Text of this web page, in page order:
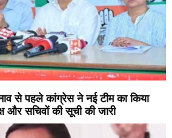
से पहले कांग्रेस ने नई टीम का किया
और सचिवों की सूची की जारी